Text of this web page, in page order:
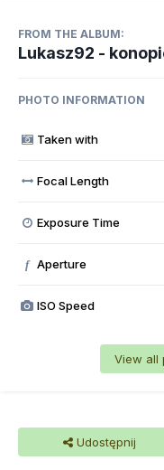
FROM THE ALBUM:
Lukasz92 -
PHOTO INFORMATION
Taken with
Focal Length
Exposure Time
f Aperture
ISO Speed
View all
Udostępnij